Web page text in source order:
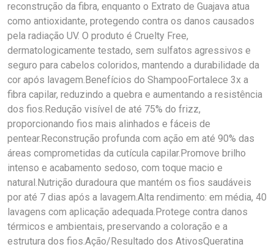
reconstrução da fibra, enquanto o Extrato de Guajava atua
como antioxidante, protegendo contra os danos causados
pela radiação UV. O produto é Cruelty Free,
dermatologicamente testado, sem sulfatos agressivos e
seguro para cabelos coloridos, mantendo a durabilidade da
cor após lavagem.Benefícios do ShampooFortalece 3x a
fibra capilar, reduzindo a quebra e aumentando a resistência
dos fios.Redução visível de até 75% do frizz,
proporcionando fios mais alinhados e fáceis de
pentear.Reconstrução profunda com ação em até 90% das
áreas comprometidas da cutícula capilar.Promove brilho
intenso e acabamento sedoso, com toque macio e
natural.Nutrição duradoura que mantém os fios saudáveis
por até 7 dias após a lavagem.Alta rendimento: em média, 40
lavagens com aplicação adequada.Protege contra danos
térmicos e ambientais, preservando a coloração e a
estrutura dos fios.Ação/Resultado dos AtivosQueratina